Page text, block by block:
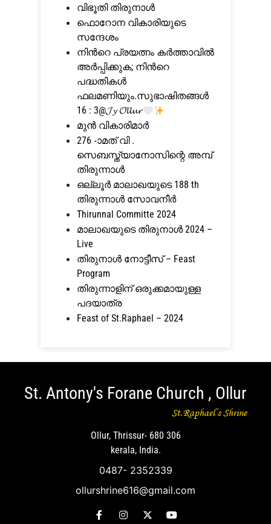
വിഭൂതി തിരുനാള്‍
ഫൊറോന വികാരിയുടെ
സന്ദേശം
നിന്‍റെ പ്രയത്നം കര്‍ത്താവില്‍
അര്‍പ്പിക്കുക; നിന്‍റെ
പദ്ധതികള്‍
ഫലമണിയും.സുഭാഷിതങ്ങള്‍
16 : 3@𝓙𝔂 𝓞𝓵𝓵𝓾𝓻
മുൻ വികാരിമാർ
276 -ാമത് വി .
സെബസ്ത്യാനോസിന്റെ അമ്പ്
തിരുന്നാൾ
ഒല്ലൂര്‍ മാലാഖയുടെ 188 th
തിരുന്നാള്‍ സോവനീര്‍
Thirunnal Committe 2024
മാലാഖയുടെ തിരുനാൾ 2024 –
Live
തിരുനാൾ നോട്ടീസ് – Feast
Program
തിരുന്നാളിന് ഒരുക്കമായുള്ള
പദയാത്ര
Feast of St.Raphael – 2024
St. Antony's Forane Church , Ollur
St.Raphael’s Shrine
Ollur, Thrissur- 680 306
kerala, India.
0487- 2352339
ollurshrine616@gmail.com